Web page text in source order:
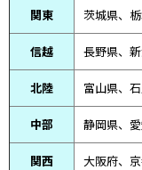
関東 茨城県、
信越 長野県、
北陸 富山県、 石
中部 静岡県、
関西 大阪府、